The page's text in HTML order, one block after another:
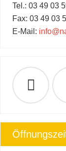
Tel.: 03 49 03
Fax: 03 49 03
E-Mail: